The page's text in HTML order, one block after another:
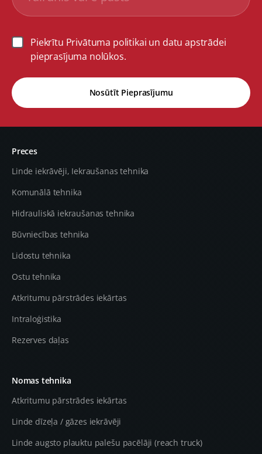
Piekrītu Privātuma politikai un datu apstrādei
pieprasījuma nolūkos.
Nosūtīt Pieprasījumu
Preces
Linde iekrāvēji, Iekraušanas tehnika
Komunālā tehnika
Hidrauliskā iekraušanas tehnika
Būvniecības tehnika
Lidostu tehnika
Ostu tehnika
Atkritumu pārstrādes iekārtas
Intraloģistika
Rezerves daļas
Nomas tehnika
Atkritumu pārstrādes iekārtas
Linde dīzeļa / gāzes iekrāvēji
Linde augsto plauktu palešu pacēlāji (reach truck)